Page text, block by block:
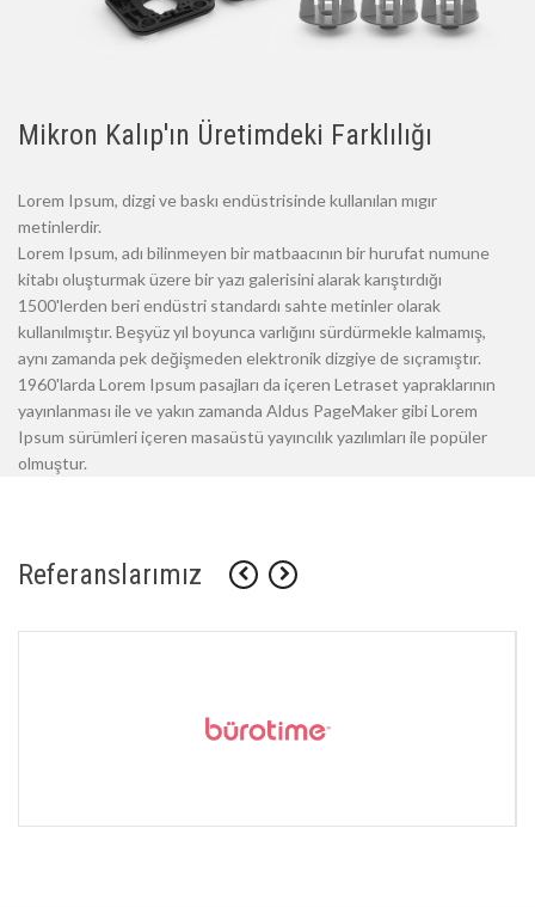
Mikron Kalıp'ın Üretimdeki Farklılığı
Lorem Ipsum, dizgi ve baskı endüstrisinde kullanılan mıgır
metinlerdir.
Lorem Ipsum, adı bilinmeyen bir matbaacının bir hurufat numune
kitabı oluşturmak üzere bir yazı galerisini alarak karıştırdığı
1500'lerden beri endüstri standardı sahte metinler olarak
kullanılmıştır. Beşyüz yıl boyunca varlığını sürdürmekle kalmamış,
aynı zamanda pek değişmeden elektronik dizgiye de sıçramıştır.
1960'larda Lorem Ipsum pasajları da içeren Letraset yapraklarının
yayınlanması ile ve yakın zamanda Aldus PageMaker gibi Lorem
Ipsum sürümleri içeren masaüstü yayıncılık yazılımları ile popüler
olmuştur.
Referanslarımız